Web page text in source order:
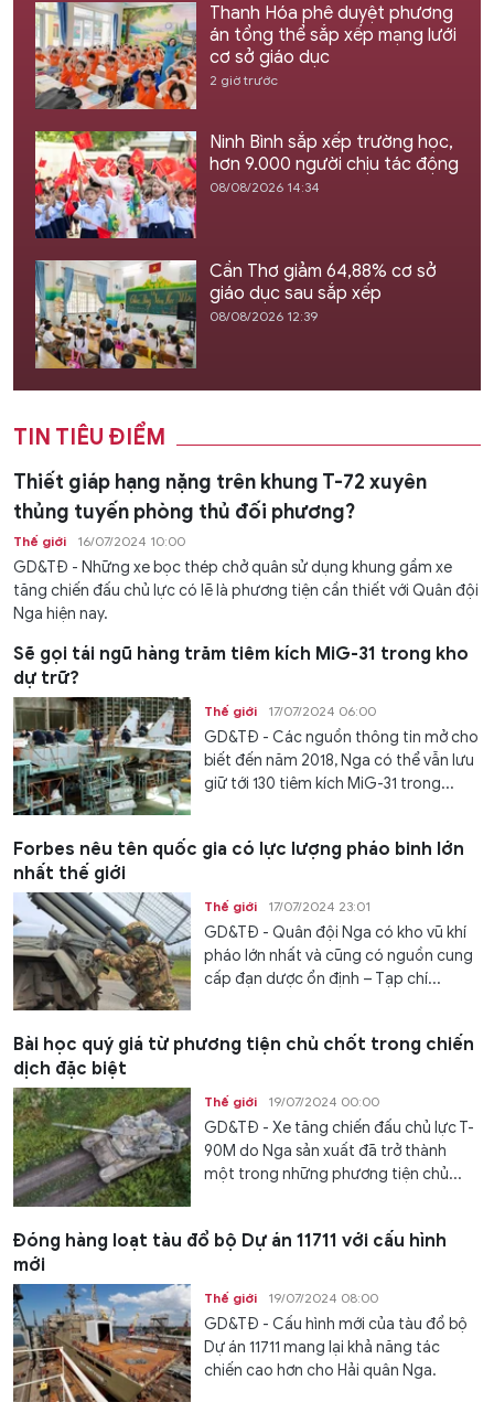
Thanh Hóa phê duyệt phương
án tổng thể sắp xếp mạng lưới
cơ sở giáo dục
2 giờ trước
Ninh Bình sắp xếp trường học,
hơn 9.000 người chịu tác động
08/08/2026 14:34
Cần Thơ giảm 64,88% cơ sở
giáo dục sau sắp xếp
08/08/2026 12:39
TIN TIÊU ĐIỂM
Thiết giáp hạng nặng trên khung T-72 xuyên
thủng tuyến phòng thủ đối phương?
Thế giới 16/07/2024 10:00
GD&TĐ - Những xe bọc thép chở quân sử dụng khung gầm xe
tăng chiến đấu chủ lực có lẽ là phương tiện cần thiết với Quân đội
Nga hiện nay.
Sẽ gọi tái ngũ hàng trăm tiêm kích MiG-31 trong kho
dự trữ?
Thế giới 17/07/2024 06:00
GD&TĐ - Các nguồn thông tin mở cho
biết đến năm 2018, Nga có thể vẫn lưu
giữ tới 130 tiêm kích MiG-31 trong...
Forbes nêu tên quốc gia có lực lượng pháo binh lớn
nhất thế giới
Thế giới 17/07/2024 23:01
GD&TĐ - Quân đội Nga có kho vũ khí
pháo lớn nhất và cũng có nguồn cung
cấp đạn dược ổn định – Tạp chí...
Bài học quý giá từ phương tiện chủ chốt trong chiến
dịch đặc biệt
Thế giới 19/07/2024 00:00
GD&TĐ - Xe tăng chiến đấu chủ lực T-
90M do Nga sản xuất đã trở thành
một trong những phương tiện chủ...
Đóng hàng loạt tàu đổ bộ Dự án 11711 với cấu hình
mới
Thế giới 19/07/2024 08:00
GD&TĐ - Cấu hình mới của tàu đổ bộ
Dự án 11711 mang lại khả năng tác
chiến cao hơn cho Hải quân Nga.